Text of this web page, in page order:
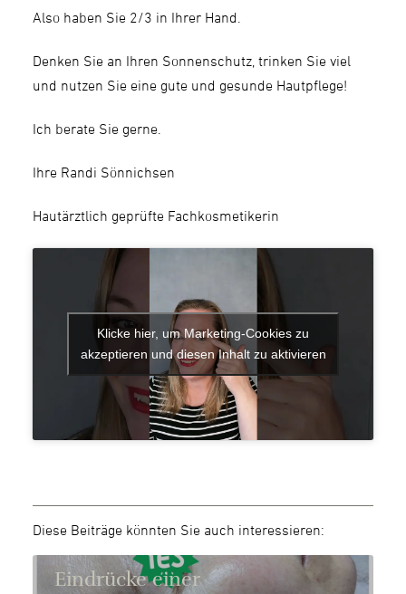
Also haben Sie 2/3 in Ihrer Hand.
Denken Sie an Ihren Sonnenschutz, trinken Sie viel
und nutzen Sie eine gute und gesunde Hautpflege!
Ich berate Sie gerne.
Ihre Randi Sönnichsen
Hautärztlich geprüfte Fachkosmetikerin
Klicke hier, um Marketing-Cookies zu
akzeptieren und diesen Inhalt zu aktivieren
Diese Beiträge könnten Sie auch interessieren:
Eindrücke einer